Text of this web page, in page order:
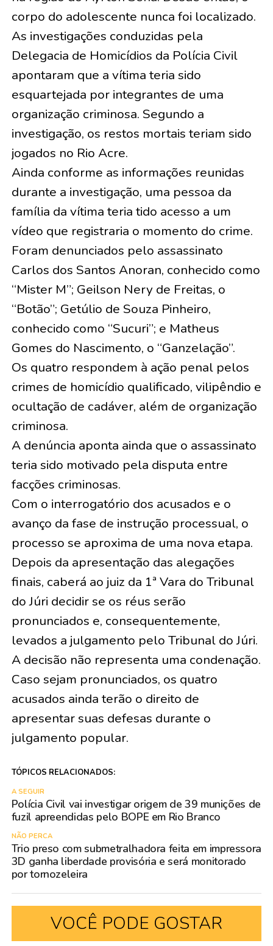
corpo do adolescente nunca foi localizado.
As investigações conduzidas pela
Delegacia de Homicídios da Polícia Civil
apontaram que a vítima teria sido
esquartejada por integrantes de uma
organização criminosa. Segundo a
investigação, os restos mortais teriam sido
jogados no Rio Acre.
Ainda conforme as informações reunidas
durante a investigação, uma pessoa da
família da vítima teria tido acesso a um
vídeo que registraria o momento do crime.
Foram denunciados pelo assassinato
Carlos dos Santos Anoran, conhecido como
“Mister M”; Geilson Nery de Freitas, o
“Botão”; Getúlio de Souza Pinheiro,
conhecido como “Sucuri”; e Matheus
Gomes do Nascimento, o “Ganzelação”.
Os quatro respondem à ação penal pelos
crimes de homicídio qualificado, vilipêndio e
ocultação de cadáver, além de organização
criminosa.
A denúncia aponta ainda que o assassinato
teria sido motivado pela disputa entre
facções criminosas.
Com o interrogatório dos acusados e o
avanço da fase de instrução processual, o
processo se aproxima de uma nova etapa.
Depois da apresentação das alegações
finais, caberá ao juiz da 1ª Vara do Tribunal
do Júri decidir se os réus serão
pronunciados e, consequentemente,
levados a julgamento pelo Tribunal do Júri.
A decisão não representa uma condenação.
Caso sejam pronunciados, os quatro
acusados ainda terão o direito de
apresentar suas defesas durante o
julgamento popular.
TÓPICOS RELACIONADOS:
A SEGUIR
Polícia Civil vai investigar origem de 39 munições de
fuzil apreendidas pelo BOPE em Rio Branco
NÃO PERCA
Trio preso com submetralhadora feita em impressora
3D ganha liberdade provisória e será monitorado
por tornozeleira
VOCÊ PODE GOSTAR